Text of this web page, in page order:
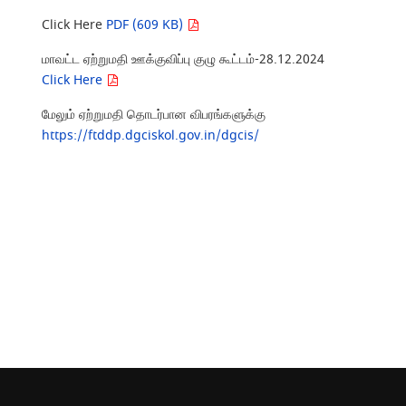
Click Here PDF (609 KB)
மாவட்ட ஏற்றுமதி ஊக்குவிப்பு குழு கூட்டம்-28.12.2024
Click Here
மேலும் ஏற்றுமதி தொடர்பான விபரங்களுக்கு
https://ftddp.dgciskol.gov.in/dgcis/